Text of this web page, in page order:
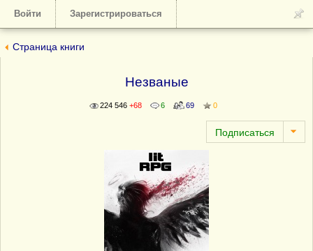
Войти Зарегистрироваться
Страница книги
Незваные
224 546 +68 6 69 0